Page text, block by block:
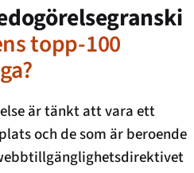
topp-100
är tänkt att vara ett
och de som är beroende